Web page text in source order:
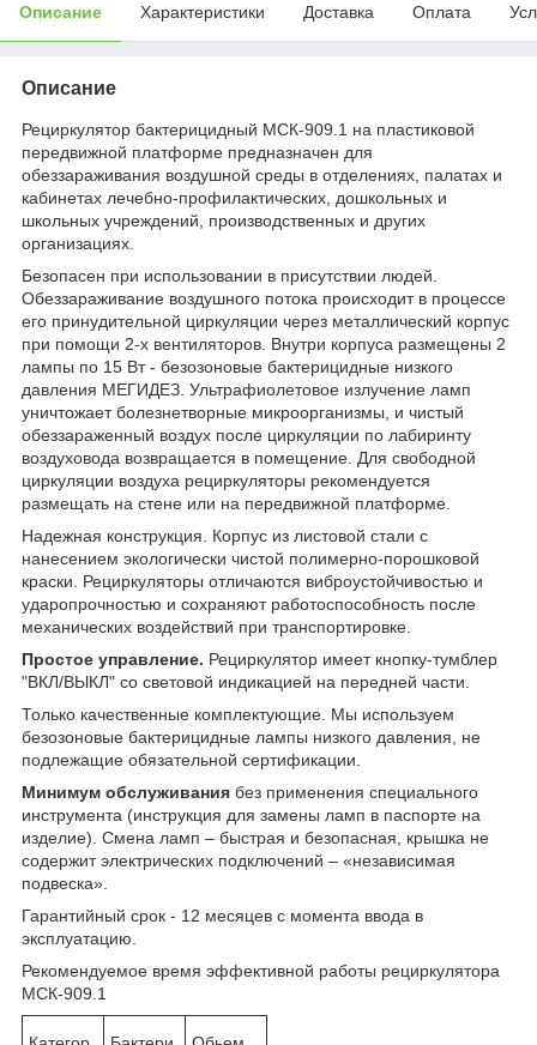
Описание Характеристики Доставка Оплата
Описание
Рециркулятор бактерицидный МСК-909.1 на пластиковой
передвижной платформе предназначен для
обеззараживания воздушной среды в отделениях, палатах и
кабинетах лечебно-профилактических, дошкольных и
школьных учреждений, производственных и других
организациях.
Безопасен при использовании в присутствии людей.
Обеззараживание воздушного потока происходит в процессе
его принудительной циркуляции через металлический корпус
при помощи 2-х вентиляторов. Внутри корпуса размещены 2
лампы по 15 Вт - безозоновые бактерицидные низкого
давления МЕГИДЕЗ. Ультрафиолетовое излучение ламп
уничтожает болезнетворные микроорганизмы, и чистый
обеззараженный воздух после циркуляции по лабиринту
воздуховода возвращается в помещение. Для свободной
циркуляции воздуха рециркуляторы рекомендуется
размещать на стене или на передвижной платформе.
Надежная конструкция. Корпус из листовой стали с
нанесением экологически чистой полимерно-порошковой
краски. Рециркуляторы отличаются виброустойчивостью и
ударопрочностью и сохраняют работоспособность после
механических воздействий при транспортировке.
Простое управление. Рециркулятор имеет кнопку-тумблер
"ВКЛ/ВЫКЛ" со световой индикацией на передней части.
Только качественные комплектующие. Мы используем
безозоновые бактерицидные лампы низкого давления, не
подлежащие обязательной сертификации.
Минимум обслуживания без применения специального
инструмента (инструкция для замены ламп в паспорте на
изделие). Смена ламп – быстрая и безопасная, крышка не
содержит электрических подключений – «независимая
подвеска».
Гарантийный срок - 12 месяцев с момента ввода в
эксплуатацию.
Рекомендуемое время эффективной работы рециркулятора
МСК-909.1